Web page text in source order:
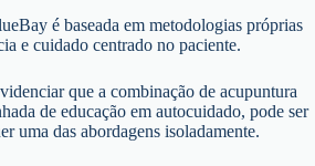
é baseada em metodologias próprias
e cuidado centrado no paciente.
que a combinação de acupuntura
de educação em autocuidado, pode ser
uma das abordagens isoladamente.